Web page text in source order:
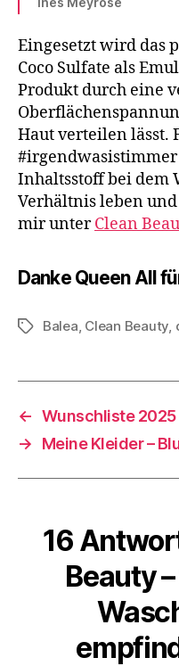
Eingesetzt wird das
Coco Sulfate als
Produkt durch eine
Haut verteilen lässt.
Inhaltsstoff bei dem
Verhältnis leben
mir unterClean
Danke Queen All
Schlagwörter
Balea Clean Beauty
← Wunschliste 2025
→
Meine Kleider –
16
Beauty